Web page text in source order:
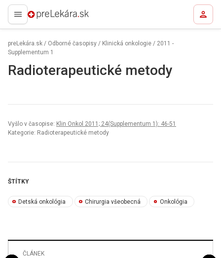
preLekára.sk
preLekára.sk / Odborné časopisy / Klinická onkologie / 2011 -
Supplementum 1
Radioterapeutické metody
Vyšlo v časopise: Klin Onkol 2011; 24(Supplementum 1): 46-51
Kategorie: Radioterapeutické metody
ŠTÍTKY
Detská onkológia Chirurgia všeobecná Onkológia
ČLÁNEK